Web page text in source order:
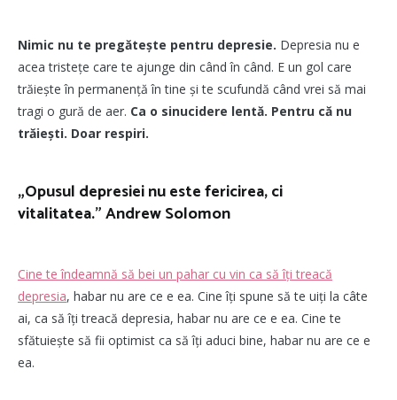
Nimic nu te pregătește pentru depresie. Depresia nu e
acea tristețe care te ajunge din când în când. E un gol care
trăiește în permanență în tine și te scufundă când vrei să mai
tragi o gură de aer. Ca o sinucidere lentă. Pentru că nu
trăiești. Doar respiri.
„Opusul depresiei nu este fericirea, ci
vitalitatea.”Andrew Solomon
Cine te îndeamnă să bei un pahar cu vin ca să îți treacă
depresia, habar nu are ce e ea. Cine îți spune să te uiți la câte
ai, ca să îți treacă depresia, habar nu are ce e ea. Cine te
sfătuiește să fii optimist ca să îți aduci bine, habar nu are ce e
ea.